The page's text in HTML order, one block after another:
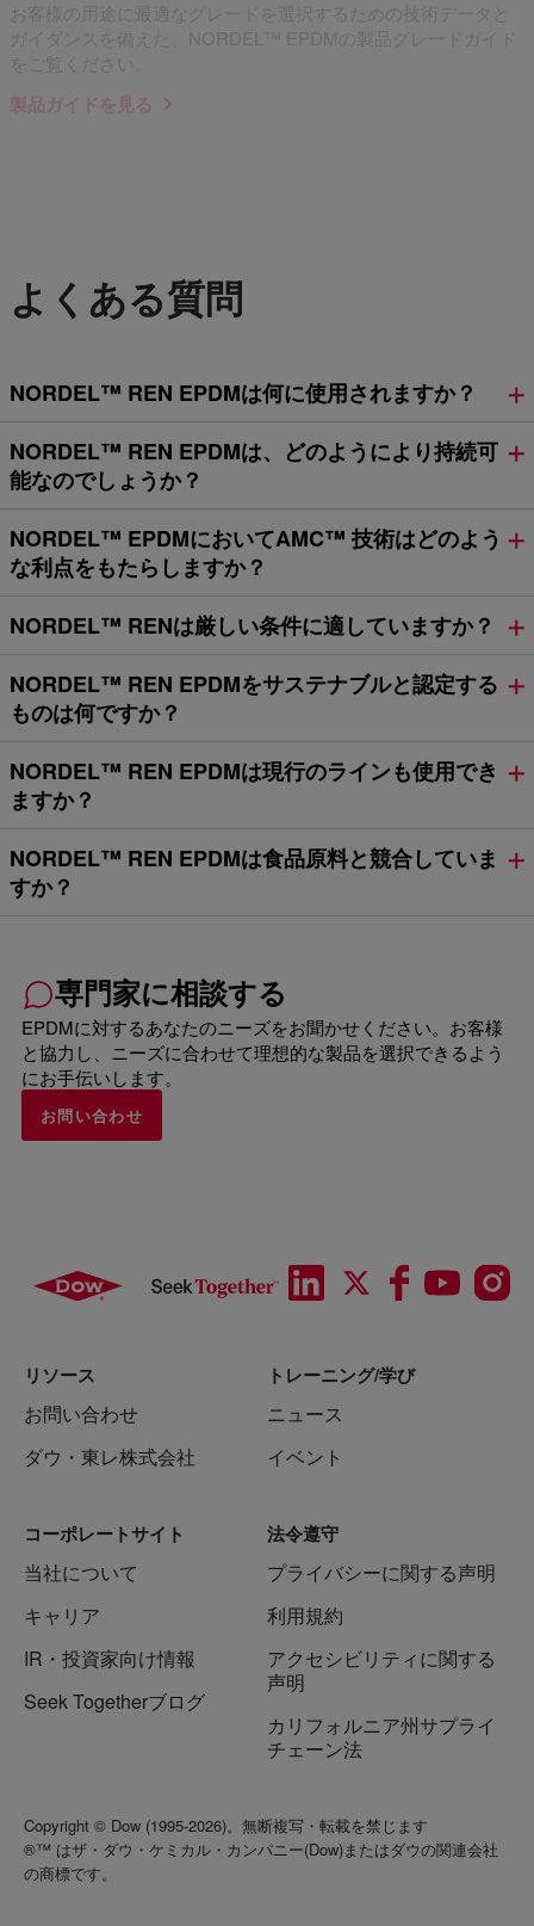
製品ガイドを見る
よくある質問
NORDEL™ REN EPDMは何に使用されますか？
NORDEL™ REN EPDMは、どのようにより持続可
能なのでしょうか？
NORDEL™ EPDMにおいてAMC™ 技術はどのよう
な利点をもたらしますか？
NORDEL™ RENは厳しい条件に適していますか？
NORDEL™ REN EPDMをサステナブルと認定する
ものは何ですか？
NORDEL™ REN EPDMは現行のラインも使用でき
ますか？
NORDEL™ REN EPDMは食品原料と競合していま
すか？
専門家に相談する
EPDMに対するあなたのニーズをお聞かせください。お客様
と協力し、ニーズに合わせて理想的な製品を選択できるよう
にお手伝いします。
お問い合わせ
リソース
お問い合わせ
ダウ・東レ株式会社
トレーニング/学び
ニュース
イベント
コーポレートサイト
当社について
キャリア
IR・投資家向け情報
Seek Togetherブログ
法令遵守
プライバシーに関する声明
利用規約
アクセシビリティに関する
声明
カリフォルニア州サプライ
チェーン法
Copyright © Dow (1995-2026)。無断複写・転載を禁じます
®™ はザ・ダウ・ケミカル・カンパニー(Dow)またはダウの関連会社
の商標です。